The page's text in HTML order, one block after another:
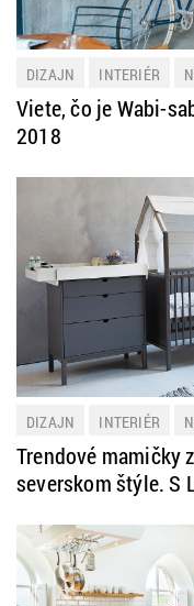
Viete, čo je Wabi-
2018
DIZAJN INTERIÉR
Trendové mamičky
severskom štýle. S
DIZAJN INTERIÉR